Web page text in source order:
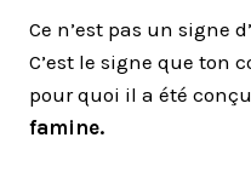
Ce n’est pas un signe
C’est le signe que ton
pour quoi il a été
famine.